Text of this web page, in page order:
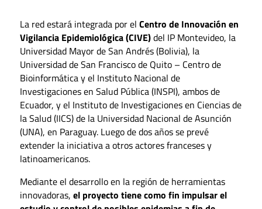
La red estará integrada por el Centro de Innovación en
Vigilancia Epidemiológica (CIVE)del IP Montevideo, la
Universidad Mayor de San Andrés (Bolivia), la
Universidad de San Francisco de Quito – Centro de
Bioinformática y el Instituto Nacional de
Investigaciones en Salud Pública (INSPI), ambos de
Ecuador, y el Instituto de Investigaciones en Ciencias de
la Salud (IICS) de la Universidad Nacional de Asunción
(UNA), en Paraguay. Luego de dos años se prevé
extender la iniciativa a otros actores franceses y
latinoamericanos.
Mediante el desarrollo en la región de herramientas
innovadoras, el proyecto tiene como fin impulsar el